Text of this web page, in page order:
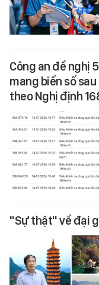
Công an đề nghị
mang biển số
theo Nghị định
"Sự thật" về đại